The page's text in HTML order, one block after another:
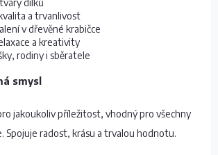
dílků
a trvanlivost
v dřevěné krabičce
a kreativity
rodiny i sběratele
smysl
jakoukoliv příležitost, vhodný pro všechny
Spojuje radost, krásu a trvalou hodnotu.